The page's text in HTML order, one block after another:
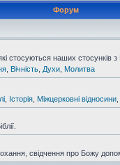
Форум
стосуються наших стосунків з
Вічність Духи Молитва
Історія Міжцерковні відносини
свідчення про Божу